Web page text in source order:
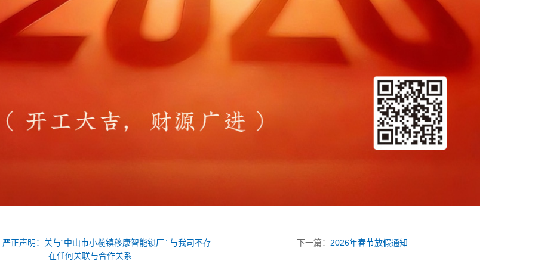
严正声明：关与“中山市小榄镇移康智能锁厂” 与我司不存
在任何关联与合作关系
下一篇： 2026年春节放假通知